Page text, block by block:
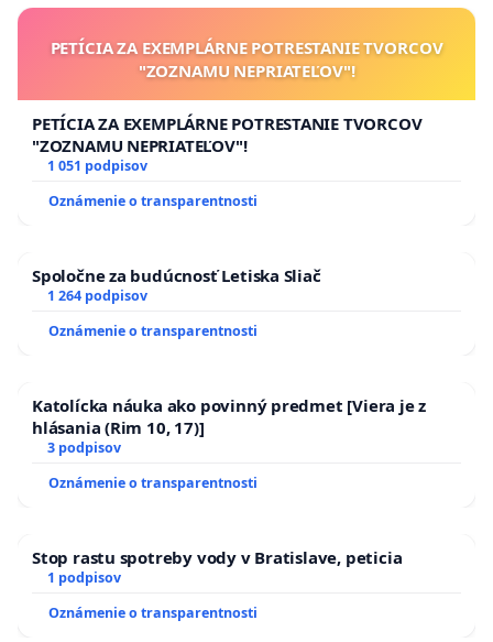
PETÍCIA ZA EXEMPLÁRNE POTRESTANIE TVORCOV
"ZOZNAMU NEPRIATEĽOV"!
PETÍCIA ZA EXEMPLÁRNE POTRESTANIE TVORCOV
"ZOZNAMU NEPRIATEĽOV"!
1 051 podpisov
Oznámenie o transparentnosti
Spoločne za budúcnosť Letiska Sliač
1 264 podpisov
Oznámenie o transparentnosti
Katolícka náuka ako povinný predmet [Viera je z
hlásania (Rim 10, 17)]
3 podpisov
Oznámenie o transparentnosti
Stop rastu spotreby vody v Bratislave, peticia
1 podpisov
Oznámenie o transparentnosti